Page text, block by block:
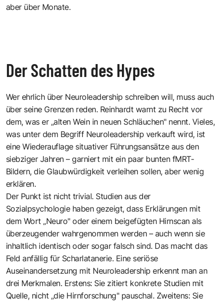
aber über Monate.
Der Schatten des Hypes
Wer ehrlich über Neuroleadership schreiben will, muss auch
über seine Grenzen reden. Reinhardt warnt zu Recht vor
dem, was er „alten Wein in neuen Schläuchen" nennt. Vieles,
was unter dem Begriff Neuroleadership verkauft wird, ist
eine Wiederauflage situativer Führungsansätze aus den
siebziger Jahren – garniert mit ein paar bunten fMRT-
Bildern, die Glaubwürdigkeit verleihen sollen, aber wenig
erklären.
Der Punkt ist nicht trivial. Studien aus der
Sozialpsychologie haben gezeigt, dass Erklärungen mit
dem Wort „Neuro" oder einem beigefügten Hirnscan als
überzeugender wahrgenommen werden – auch wenn sie
inhaltlich identisch oder sogar falsch sind. Das macht das
Feld anfällig für Scharlatanerie. Eine seriöse
Auseinandersetzung mit Neuroleadership erkennt man an
drei Merkmalen. Erstens: Sie zitiert konkrete Studien mit
Quelle, nicht „die Hirnforschung" pauschal. Zweitens: Sie